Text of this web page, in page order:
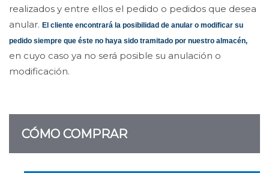
realizados y entre ellos el pedido o pedidos que desea
anular. El cliente encontrará la posibilidad de anular o modificar su
pedido siempre que éste no haya sido tramitado por nuestro almacén,
en cuyo caso ya no será posible su anulación o
modificación.
CÓMO COMPRAR